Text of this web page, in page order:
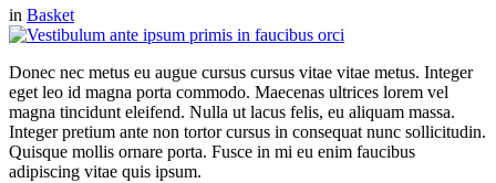
in Basket
Donec nec metus eu augue cursus cursus vitae vitae metus. Integer
eget leo id magna porta commodo. Maecenas ultrices lorem vel
magna tincidunt eleifend. Nulla ut lacus felis, eu aliquam massa.
Integer pretium ante non tortor cursus in consequat nunc sollicitudin.
Quisque mollis ornare porta. Fusce in mi eu enim faucibus
adipiscing vitae quis ipsum.